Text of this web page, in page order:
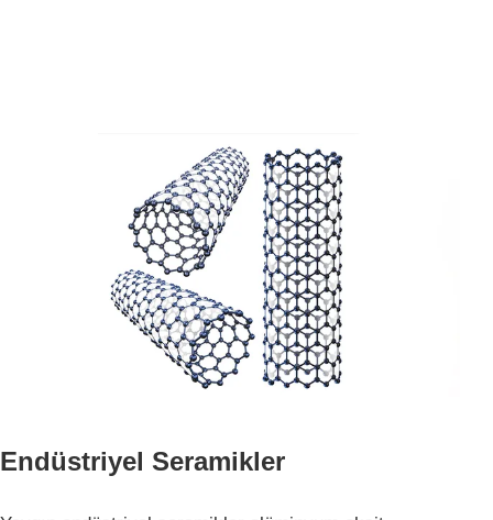
Endüstriyel Seramikler